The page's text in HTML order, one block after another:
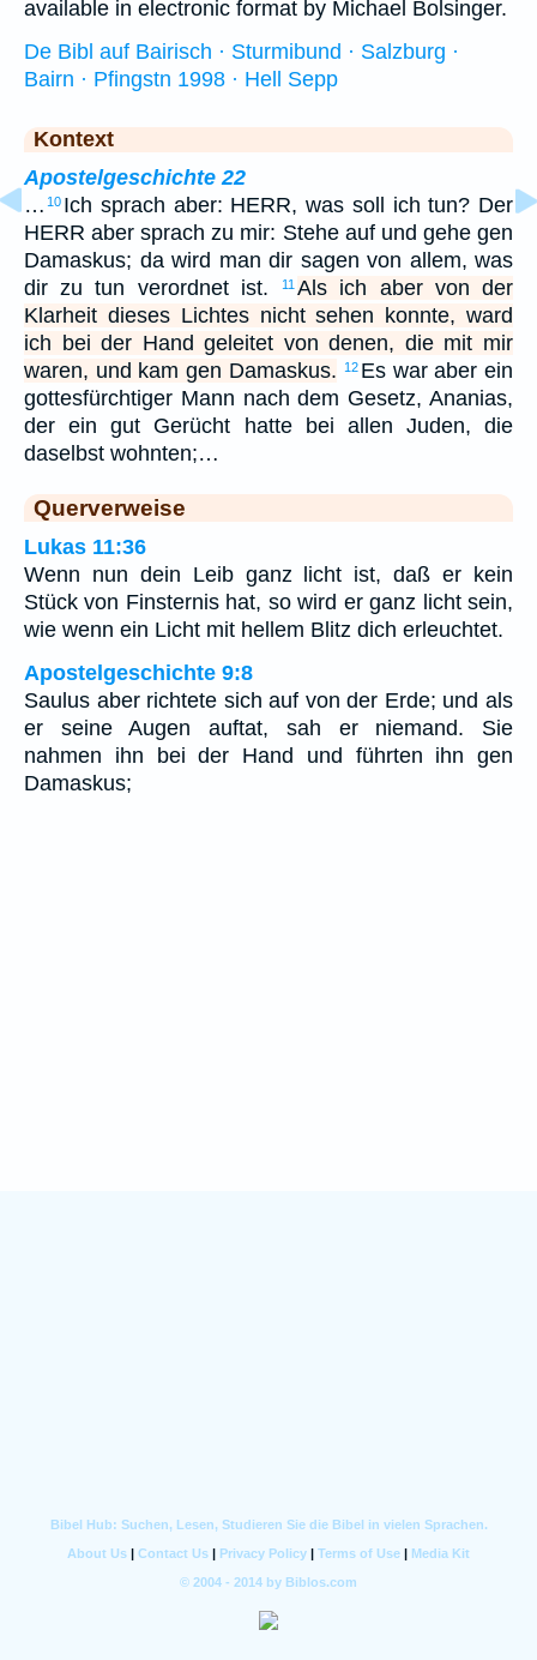
available in electronic format by Michael Bolsinger.
De Bibl auf Bairisch · Sturmibund · Salzburg ·
Bairn · Pfingstn 1998 · Hell Sepp
Kontext
Apostelgeschichte 22
… 10 Ich sprach aber: HERR, was soll ich tun? Der
HERR aber sprach zu mir: Stehe auf und gehe gen
Damaskus; da wird man dir sagen von allem, was
dir zu tun verordnet ist.
11 Als ich aber von der
Klarheit dieses Lichtes nicht sehen konnte, ward
ich bei der Hand geleitet von denen, die mit mir
waren, und kam gen Damaskus.
12 Es war aber ein
gottesfürchtiger Mann nach dem Gesetz, Ananias,
der ein gut Gerücht hatte bei allen Juden, die
daselbst wohnten;…
Querverweise
Lukas 11:36
Wenn nun dein Leib ganz licht ist, daß er kein
Stück von Finsternis hat, so wird er ganz licht sein,
wie wenn ein Licht mit hellem Blitz dich erleuchtet.
Apostelgeschichte 9:8
Saulus aber richtete sich auf von der Erde; und als
er seine Augen auftat, sah er niemand. Sie
nahmen ihn bei der Hand und führten ihn gen
Damaskus;